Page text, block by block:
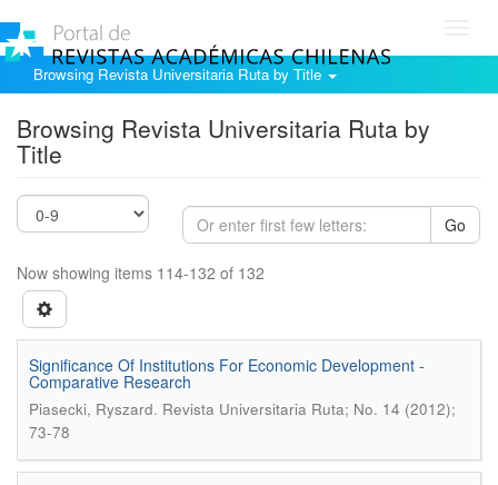
Browsing Revista Universitaria Ruta by Title
Browsing Revista Universitaria Ruta by
Title
Go
Now showing items 114-132 of 132
Significance Of Institutions For Economic Development -
Comparative Research
Piasecki, Ryszard. Revista Universitaria Ruta; No. 14 (2012);
73-78